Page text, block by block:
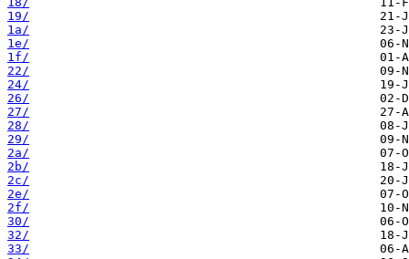
19/
1a/
1e/
1f/
22/
24/
26/
27/
28/
29/
2a/
2b/
2c/
2e/
2f/
30/
32/
33/